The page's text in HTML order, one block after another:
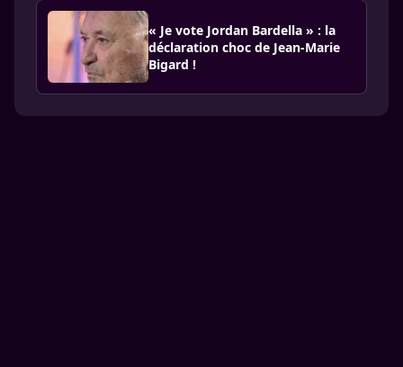
« Je vote Jordan Bardella » : la
déclaration choc de Jean-Marie
Bigard !